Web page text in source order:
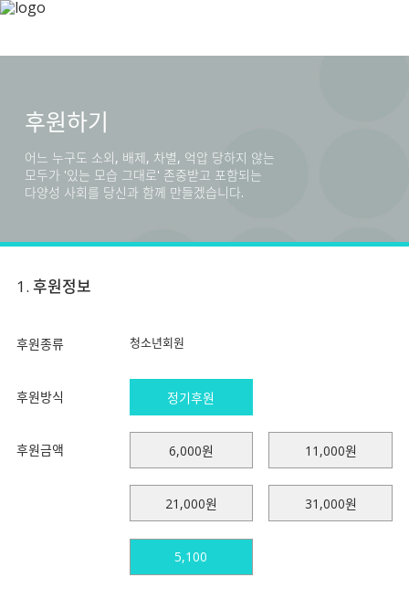
후원하기
어느 누구도 소외, 배제, 차별, 억압 당하지 않는
모두가 '있는 모습 그대로' 존중받고 포함되는
다양성 사회를 당신과 함께 만들겠습니다.
1. 후원정보
후원종류 청소년회원
후원방식 정기후원
후원금액 6,000원 11,000원
21,000원 31,000원